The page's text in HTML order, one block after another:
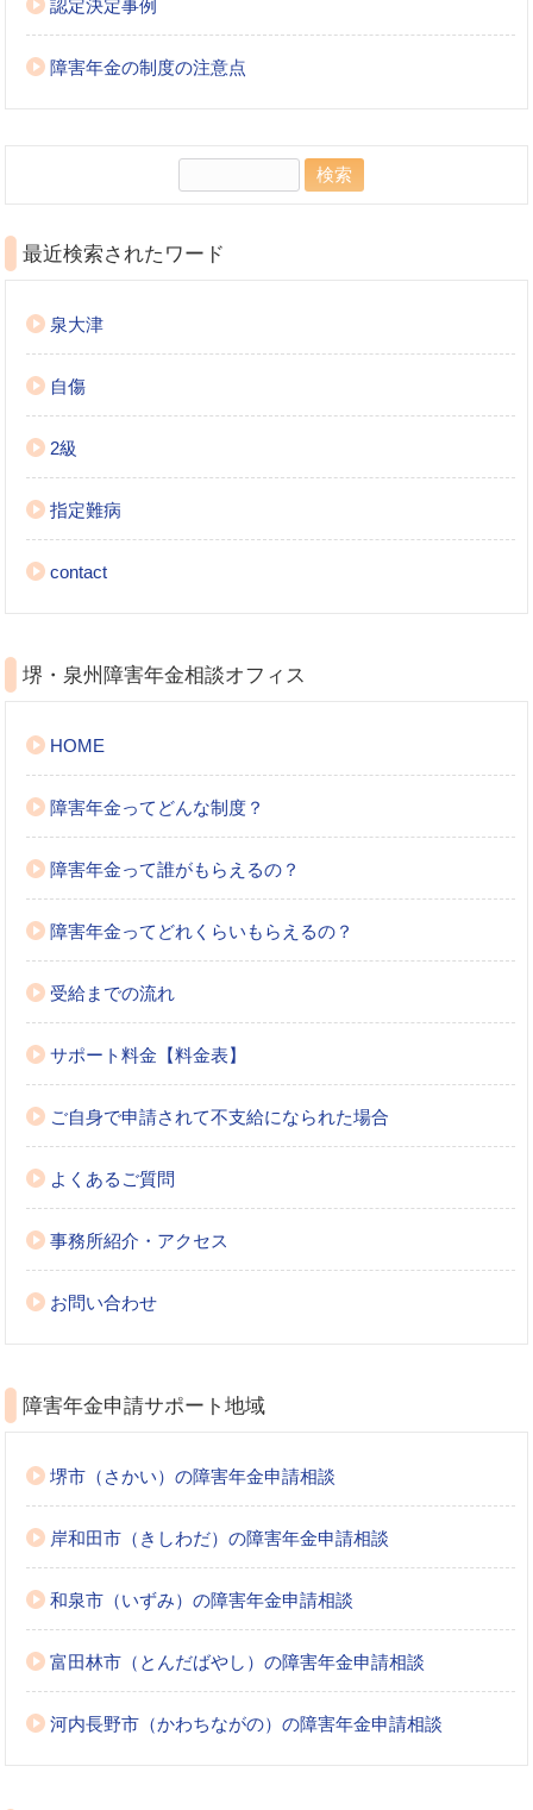
認定決定事例
障害年金の制度の注意点
最近検索されたワード
泉大津
自傷
2級
指定難病
contact
堺・泉州障害年金相談オフィス
HOME
障害年金ってどんな制度？
障害年金って誰がもらえるの？
障害年金ってどれくらいもらえるの？
受給までの流れ
サポート料金【料金表】
ご自身で申請されて不支給になられた場合
よくあるご質問
事務所紹介・アクセス
お問い合わせ
障害年金申請サポート地域
堺市（さかい）の障害年金申請相談
岸和田市（きしわだ）の障害年金申請相談
和泉市（いずみ）の障害年金申請相談
富田林市（とんだばやし）の障害年金申請相談
河内長野市（かわちながの）の障害年金申請相談